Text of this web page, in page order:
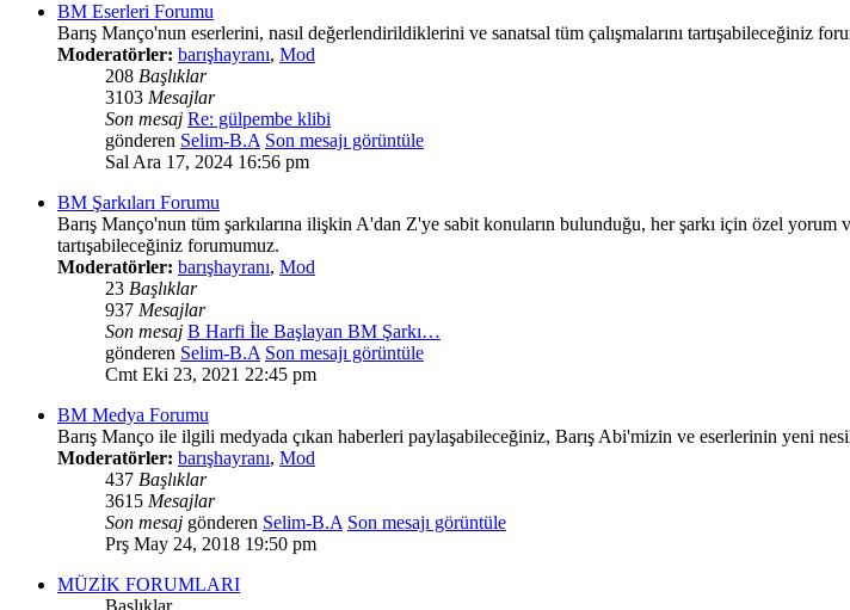
BM Eserleri Forumu
Barış Manço'nun eserlerini, nasıl değerlendirildiklerini ve sanatsal tüm çalışmalarını tartışabileceğiniz
Moderatörler: barışhayranı, Mod
208 Başlıklar
3103 Mesajlar
Son mesaj Re: gülpembe klibi
gönderen Selim-B.A Son mesajı görüntüle
Sal Ara 17, 2024 16:56 pm
BM Şarkıları Forumu
Barış Manço'nun tüm şarkılarına ilişkin A'dan Z'ye sabit konuların bulunduğu, her şarkı için özel yorum
tartışabileceğiniz forumumuz.
Moderatörler: barışhayranı, Mod
23 Başlıklar
937 Mesajlar
Son mesaj B Harfi İle Başlayan BM Şarkı…
gönderen Selim-B.A Son mesajı görüntüle
Cmt Eki 23, 2021 22:45 pm
BM Medya Forumu
Barış Manço ile ilgili medyada çıkan haberleri paylaşabileceğiniz, Barış Abi'mizin ve eserlerinin yeni
Moderatörler: barışhayranı, Mod
437 Başlıklar
3615 Mesajlar
Son mesaj gönderen Selim-B.A Son mesajı görüntüle
Prş May 24, 2018 19:50 pm
MÜZİK FORUMLARI